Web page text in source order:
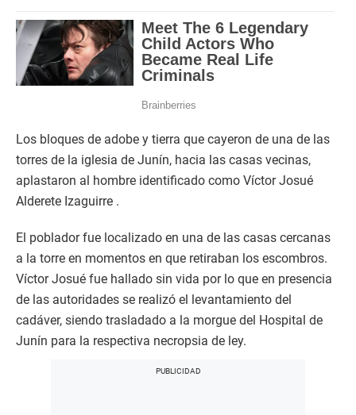
Los bloques de adobe y tierra que cayeron de una de las
torres de la iglesia de Junín, hacia las casas vecinas,
aplastaron al hombre identificado como Víctor Josué
Alderete Izaguirre .
El poblador fue localizado en una de las casas cercanas
a la torre en momentos en que retiraban los escombros.
Víctor Josué fue hallado sin vida por lo que en presencia
de las autoridades se realizó el levantamiento del
cadáver, siendo trasladado a la morgue del Hospital de
Junín para la respectiva necropsia de ley.